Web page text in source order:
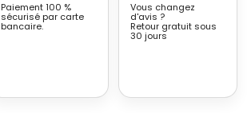
Paiement 100 %
sécurisé par carte
bancaire.
Vous changez
d'avis ?
Retour gratuit sous
30 jours